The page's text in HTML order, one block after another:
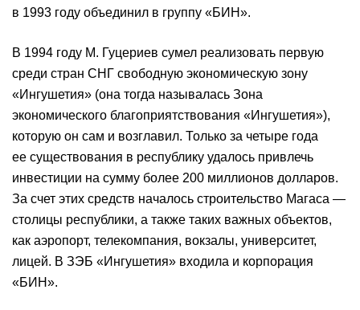
в 1993 году объединил в группу «БИН».
В 1994 году М. Гуцериев сумел реализовать первую
среди стран СНГ свободную экономическую зону
«Ингушетия» (она тогда называлась Зона
экономического благоприятствования «Ингушетия»),
которую он сам и возглавил. Только за четыре года
ее существования в республику удалось привлечь
инвестиции на сумму более 200 миллионов долларов.
За счет этих средств началось строительство Магаса —
столицы республики, а также таких важных объектов,
как аэропорт, телекомпания, вокзалы, университет,
лицей. В ЗЭБ «Ингушетия» входила и корпорация
«БИН».